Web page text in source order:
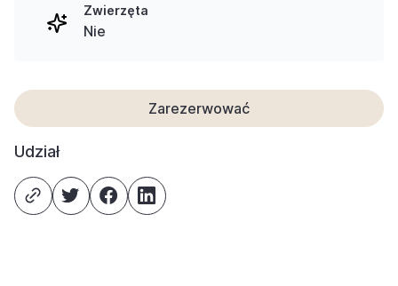
Zwierzęta
Nie
Zarezerwować
Udział